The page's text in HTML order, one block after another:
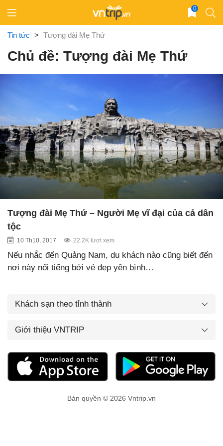
content
0
Tin tức > Tượng đài Mẹ Thứ
Chủ đề: Tượng đài Mẹ Thứ
Tượng đài Mẹ Thứ – Người Mẹ vĩ đại của cả dân
tộc
10 Th10, 2017 22.2K lượt xem
Nếu nhắc đến Quảng Nam, du khách nào cũng biết đến
nơi này nổi tiếng bởi vẻ đẹp yên bình…
Khách sạn theo tỉnh thành
Giới thiệu VNTRIP
Bản quyền © 2026 Vntrip.vn